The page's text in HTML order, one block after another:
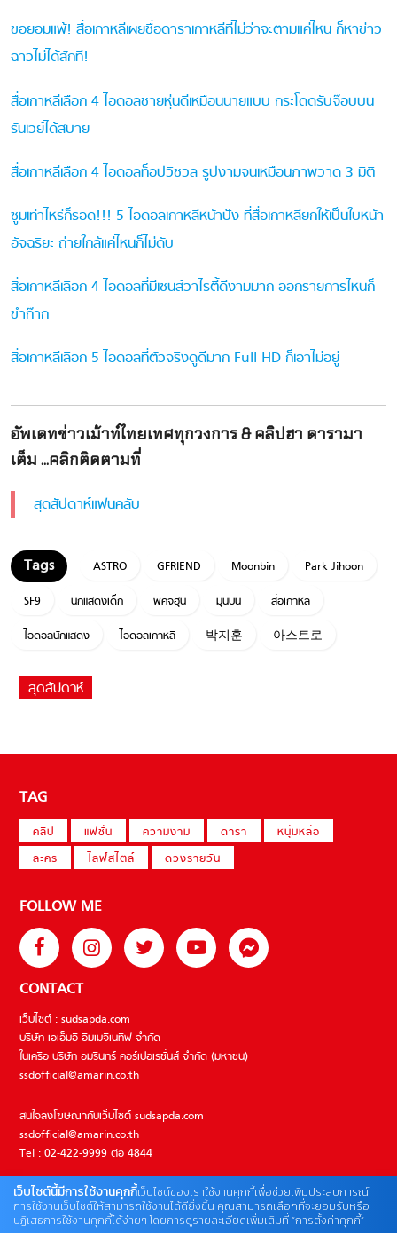
ขอยอมแพ้! สื่อเกาหลีเผยชื่อดาราเกาหลีที่ไม่ว่าจะตามแค่ไหน ก็หาข่าว
ฉาวไม่ได้สักที!
สื่อเกาหลีเลือก 4 ไอดอลชายหุ่นดีเหมือนนายแบบ กระโดดรับจ๊อบบน
รันเวย์ได้สบาย
สื่อเกาหลีเลือก 4 ไอดอลท็อปวิชวล รูปงามจนเหมือนภาพวาด 3 มิติ
ซูมเท่าไหร่ก็รอด!!! 5 ไอดอลเกาหลีหน้าปัง ที่สื่อเกาหลียกให้เป็นใบหน้า
อัจฉริยะ ถ่ายใกล้แค่ไหนก็ไม่ดับ
สื่อเกาหลีเลือก 4 ไอดอลที่มีเซนส์วาไรตี้ดีงามมาก ออกรายการไหนก็
ขำก๊าก
สื่อเกาหลีเลือก 5 ไอดอลที่ตัวจริงดูดีมาก Full HD ก็เอาไม่อยู่
อัพเดทข่าวเม้าท์ไทยเทศทุกวงการ & คลิปฮา ดารามา
เต็ม ...คลิกติดตามที่
สุดสัปดาห์แฟนคลับ
ASTRO GFRIEND Moonbin
Park Jihoon
SF9
นักแสดงเด็ก พัคจีฮุน มุนบิน
สื่อเกาหลี
ไอดอลนักแสดง
ไอดอลเกาหลี 박지훈 아스트로
สุดสัปดาห์
TAG
คลิป แฟชั่น ความงาม ดารา
หนุ่มหล่อ
ละคร
ไลฟ์สไตล์ ดวงรายวัน
FOLLOW ME
CONTACT
เว็บไซต์ : sudsapda.com
บริษัท เอเอ็มอี อิมเมจิเนทีฟ จำกัด
ในเครือ บริษัท อมรินทร์ คอร์เปอเรชั่นส์ จำกัด (มหาชน)
ssdofficial@amarin.co.th
สนใจลงโฆษณากับเว็บไซต์ sudsapda.com
ssdofficial@amarin.co.th
Tel : 02-422-9999 ต่อ 4844
ติดต่อแจ้งปัญหาหรือร้องเรียน
02-422-9999 ต่อ 4180
เว็บไซต์นี้มีการใช้งานคุกกี้เว็บไซต์ของเราใช้งานคุกกี้เพื่อช่วยเพิ่มประสบการณ์
การใช้งานเว็บไซต์ให้สามารถใช้งานได้ดียิ่งขึ้น คุณสามารถเลือกที่จะยอมรับหรือ
ปฏิเสธการใช้งานคุกกี้ได้ง่ายๆ โดยการดูรายละเอียดเพิ่มเติมที่ “การตั้งค่าคุกกี้”